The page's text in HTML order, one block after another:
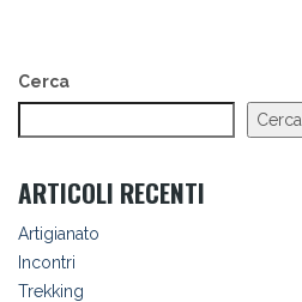
Cerca
Cerca
ARTICOLI RECENTI
Artigianato
Incontri
Trekking